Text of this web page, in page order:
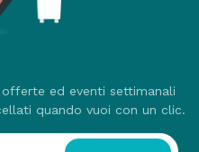
ed eventi settimanali
quando vuoi con un clic.